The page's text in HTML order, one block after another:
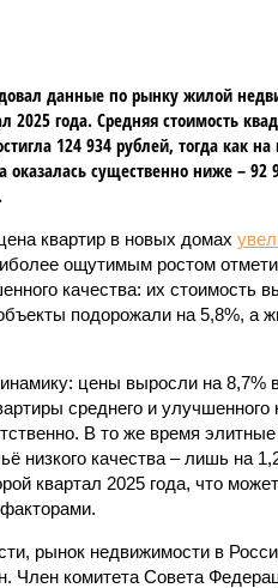
данные по рынку жилой
2025 года. Средняя стоимость
124 934 рублей, тогда как
существенно ниже – 92
квартир в новых домах
ощутимым ростом
качества: их стоимость
подорожали на 5,8%, а
цены выросли на 8,7%
среднего и улучшенного
В то же время
низкого качества – лишь на
квартал 2025 года, что
рынок недвижимости в
Член комитета Совета